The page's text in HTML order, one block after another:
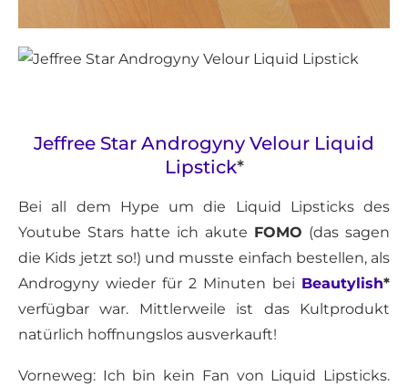
Jeffree Star Androgyny Velour Liquid
Lipstick*
Bei all dem Hype um die Liquid Lipsticks des
Youtube Stars hatte ich akute FOMO (das sagen
die Kids jetzt so!) und musste einfach bestellen, als
Androgyny wieder für 2 Minuten bei Beautylish*
verfügbar war. Mittlerweile ist das Kultprodukt
natürlich hoffnungslos ausverkauft!
Vorneweg: Ich bin kein Fan von Liquid Lipsticks.